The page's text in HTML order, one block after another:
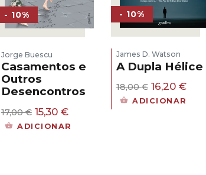
- 10%
Jorge Buescu
Casamentos e
Outros
Desencontros
17,00€ O
preço
15,30 €O
preço
ADICIONAR
- 10%
James D. Watson
A Dupla Hélice
18,00€ O
preço
16,20 €O
ADICIONAR